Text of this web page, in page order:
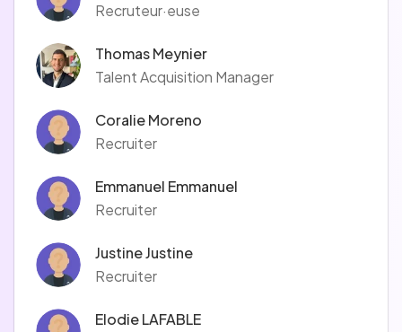
Recruteur·euse
Thomas Meynier
Talent Acquisition Manager
Coralie Moreno
Recruiter
Emmanuel Emmanuel
Recruiter
Justine Justine
Recruiter
Elodie LAFABLE